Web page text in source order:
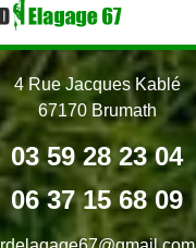
4 Rue Jacques Kablé
67170 Brumath
03 59 28 23 04
06 37 15 68 09